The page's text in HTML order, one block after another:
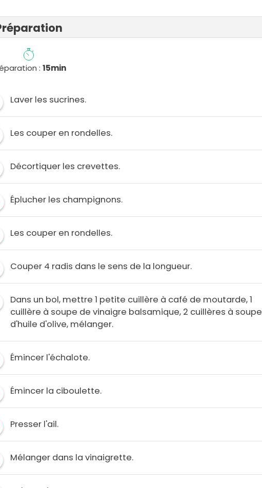
: 15min
Laver les sucrines.
Les couper en rondelles.
Décortiquer les crevettes.
Éplucher les champignons.
Les couper en rondelles.
Couper 4 radis dans le sens de la longueur.
Dans un bol, mettre 1 petite cuillère à café de moutarde, 1
cuillère à soupe de vinaigre balsamique, 2 cuillères à soupe
d'huile d'olive, mélanger.
Émincer l'échalote.
Émincer la ciboulette.
Presser l'ail.
Mélanger dans la vinaigrette.